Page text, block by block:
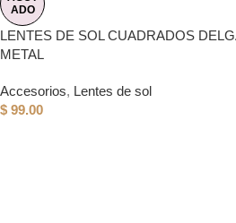
ADO
LENTES DE SOL CUADRADOS
METAL
Accesorios, Lentes de sol
$ 99.00